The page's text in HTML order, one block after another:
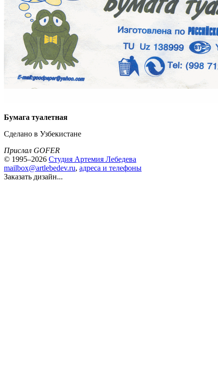
Бумага туалетная
Сделано в Узбекистане
Прислал GOFER
© 1995–2026 Студия Артемия Лебедева
mailbox@artlebedev.ru, адреса и телефоны
Заказать дизайн...